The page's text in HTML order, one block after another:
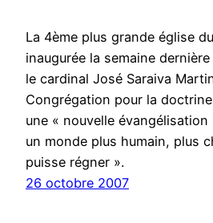
La 4ème plus grande église
inaugurée la semaine
le cardinal José Saraiva
Congrégation pour la
une « nouvelle
un monde plus humain, plus
puisse régner ».
26 octobre 2007